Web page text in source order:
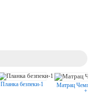
Планка безпеки-1
Матрац Чемпіон
+